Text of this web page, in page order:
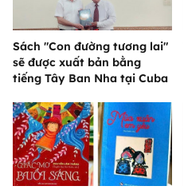
Sách "Con đường tương lai"
sẽ được xuất bản bằng
tiếng Tây Ban Nha tại Cuba